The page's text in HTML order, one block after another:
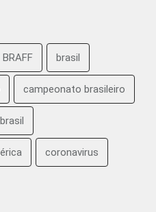
BRAFF brasil
campeonato brasileiro
coronavirus